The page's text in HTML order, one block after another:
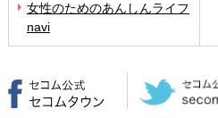
女性のためのあんしんライフ
navi